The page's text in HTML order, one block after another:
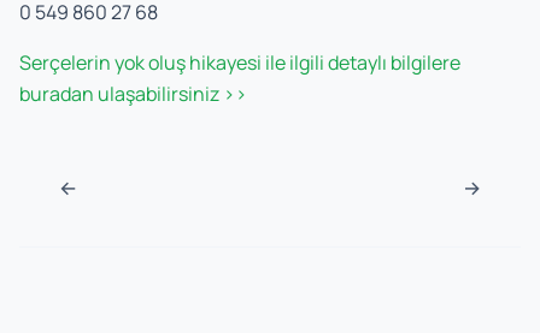
0 549 860 27 68
Serçelerin yok oluş hikayesi ile ilgili detaylı bilgilere
buradan ulaşabilirsiniz >>
Navigasyon sonrası
← →